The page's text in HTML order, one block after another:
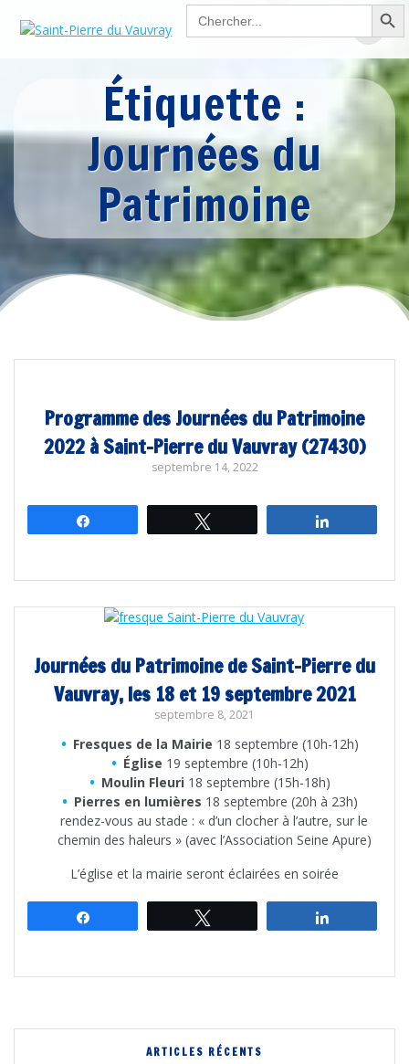
Search Search Button
Passer
au
Étiquette :
Journées du
Patrimoine
Programme des Journées du Patrimoine
2022 à Saint-Pierre du Vauvray (27430)
septembre 14, 2022
Journées du Patrimoine de Saint-Pierre du
Vauvray, les 18 et 19 septembre 2021
septembre 8, 2021
Fresques de la Mairie 18 septembre (10h-12h)
Église 19 septembre (10h-12h)
Moulin Fleuri 18 septembre (15h-18h)
Pierres en lumières 18 septembre (20h à 23h)
rendez-vous au stade : « d’un clocher à l’autre, sur le
chemin des haleurs » (avec l’Association Seine Apure)
L’église et la mairie seront éclairées en soirée
ARTICLES RÉCENTS